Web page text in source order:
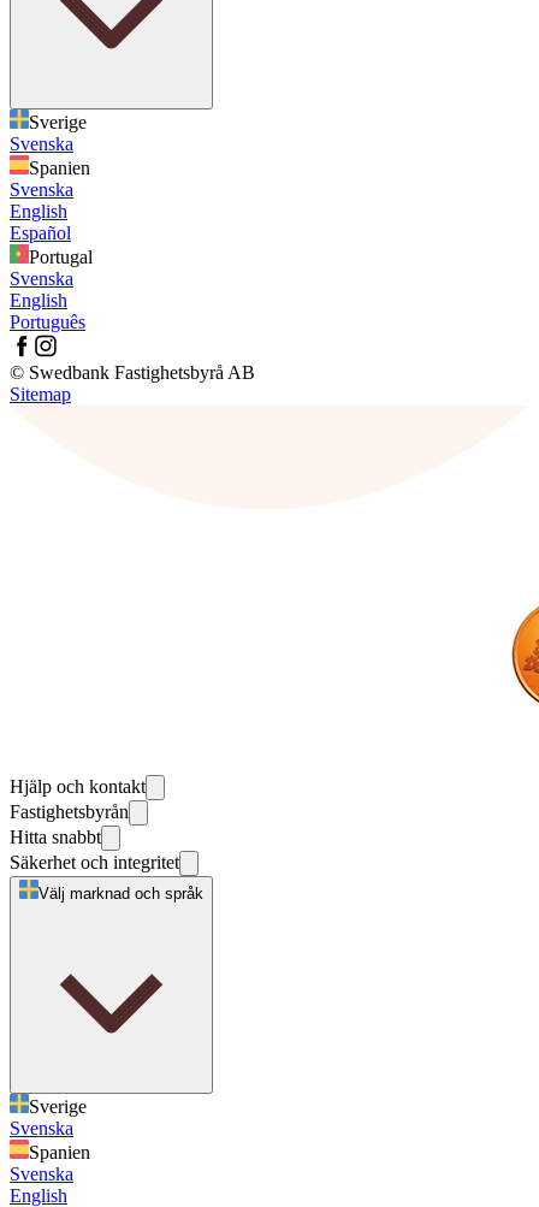
Sverige
Svenska
Spanien
Svenska
English
Español
Portugal
Svenska
English
Português
© Swedbank Fastighetsbyrå AB
Sitemap
Hjälp och kontakt
Fastighetsbyrån
Hitta snabbt
Säkerhet och integritet
Välj marknad och språk
Sverige
Svenska
Spanien
Svenska
English